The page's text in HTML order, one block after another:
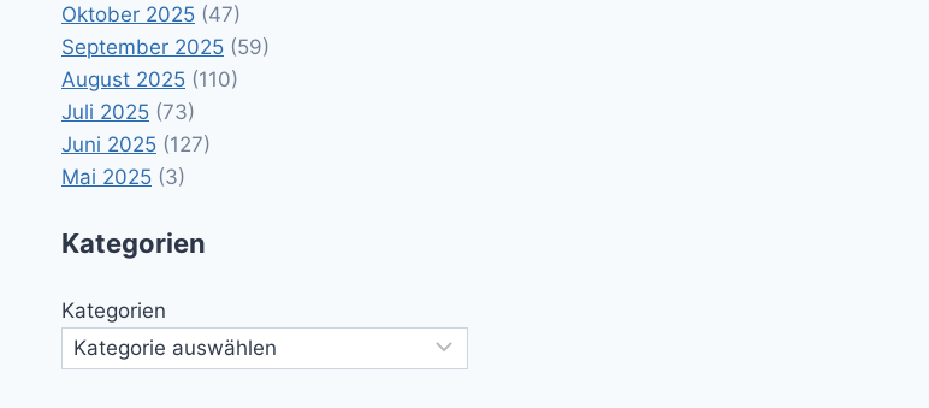
Oktober 2025 (47)
September 2025 (59)
August 2025 (110)
Juli 2025 (73)
Juni 2025 (127)
Mai 2025 (3)
Kategorien
Kategorien